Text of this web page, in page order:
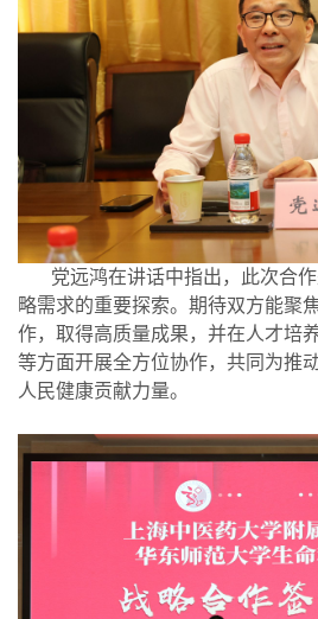
党远鸿在讲话中指出，此次合
略需求的重要探索。期待双方能聚
作，取得高质量成果，并在人才培
等方面开展全方位协作，共同为推
人民健康贡献力量。